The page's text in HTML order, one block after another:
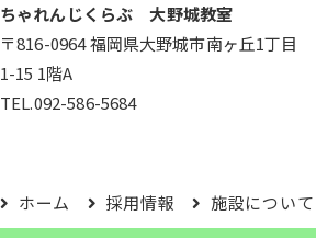
ちゃれんじくらぶ 大野城教室
〒816-0964 福岡県大野城市南ヶ丘1丁目
1-15 1階A
TEL.092-586-5684
ホーム 採用情報 施設について